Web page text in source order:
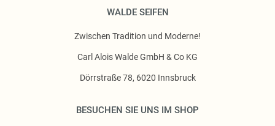
WALDE SEIFEN
Zwischen Tradition und Moderne!
Carl Alois Walde GmbH & Co KG
Dörrstraße 78, 6020 Innsbruck
BESUCHEN SIE UNS IM SHOP